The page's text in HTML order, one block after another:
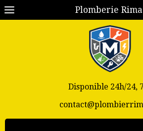
Plomberie
Disponible 24h/24,